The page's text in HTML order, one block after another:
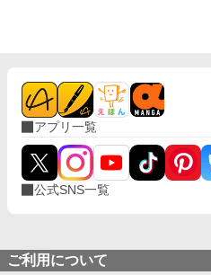
アプリ一覧
公式SNS一覧
ご利用について